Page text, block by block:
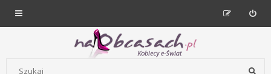
Forum dla kobiet | NaObcasach.pl